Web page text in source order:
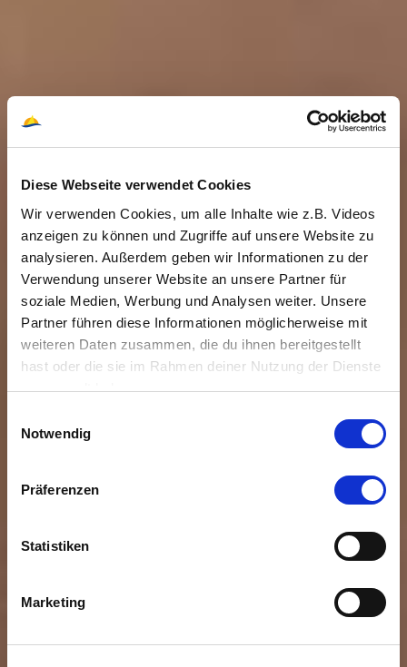
Diese Webseite verwendet Cookies
Wir verwenden Cookies, um alle Inhalte wie z.B. Videos
anzeigen zu können und Zugriffe auf unsere Website zu
analysieren. Außerdem geben wir Informationen zu der
Verwendung unserer Website an unsere Partner für
soziale Medien, Werbung und Analysen weiter. Unsere
Partner führen diese Informationen möglicherweise mit
weiteren Daten zusammen, die du ihnen bereitgestellt
hast oder die sie im Rahmen deiner Nutzung der Dienste
gesammelt haben.
Notwendig
Präferenzen
Statistiken
Marketing